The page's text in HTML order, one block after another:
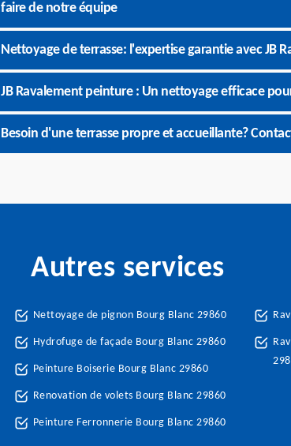
faire de notre équipe
Nettoyage de terrasse: l'expertise garantie avec JB
JB Ravalement peinture : Un nettoyage efficace
Besoin d'une terrasse propre et accueillante?
Autres services
Nettoyage de pignon Bourg Blanc 29860
Hydrofuge de façade Bourg Blanc 29860
Peinture Boiserie Bourg Blanc 29860
Renovation de volets Bourg Blanc 29860
Peinture Ferronnerie Bourg Blanc 29860